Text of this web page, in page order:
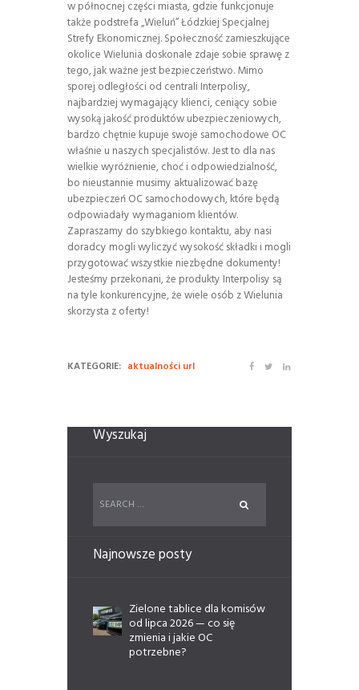
w północnej części miasta, gdzie funkcjonuje
także podstrefa „Wieluń” Łódzkiej Specjalnej
Strefy Ekonomicznej. Społeczność zamieszkujące
okolice Wielunia doskonale zdaje sobie sprawę z
tego, jak ważne jest bezpieczeństwo. Mimo
sporej odległości od centrali Interpolisy,
najbardziej wymagający klienci, ceniący sobie
wysoką jakość produktów ubezpieczeniowych,
bardzo chętnie kupuje swoje samochodowe OC
właśnie u naszych specjalistów. Jest to dla nas
wielkie wyróżnienie, choć i odpowiedzialność,
bo nieustannie musimy aktualizować bazę
ubezpieczeń OC samochodowych, które będą
odpowiadały wymaganiom klientów.
Zapraszamy do szybkiego kontaktu, aby nasi
doradcy mogli wyliczyć wysokość składki i mogli
przygotować wszystkie niezbędne dokumenty!
Jesteśmy przekonani, że produkty Interpolisy są
na tyle konkurencyjne, że wiele osób z Wielunia
skorzysta z oferty!
KATEGORIE: aktualności url
Wyszukaj
Najnowsze posty
Zielone tablice dla komisów
od lipca 2026 — co się
zmienia i jakie OC
potrzebne?